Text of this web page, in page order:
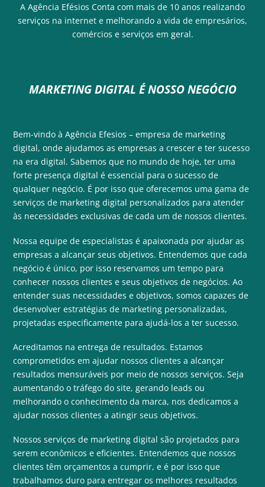
A Agência Efésios Conta com mais de 10 anos realizando
serviços na internet e melhorando a vida de empresários,
comércios e serviços em geral.
MARKETING DIGITAL É NOSSO NEGÓCIO
Bem-vindo à Agência Efesios – empresa de marketing
digital, onde ajudamos as empresas a crescer e ter sucesso
na era digital. Sabemos que no mundo de hoje, ter uma
forte presença digital é essencial para o sucesso de
qualquer negócio. É por isso que oferecemos uma gama de
serviços de marketing digital personalizados para atender
às necessidades exclusivas de cada um de nossos clientes.
Nossa equipe de especialistas é apaixonada por ajudar as
empresas a alcançar seus objetivos. Entendemos que cada
negócio é único, por isso reservamos um tempo para
conhecer nossos clientes e seus objetivos de negócios. Ao
entender suas necessidades e objetivos, somos capazes de
desenvolver estratégias de marketing personalizadas,
projetadas especificamente para ajudá-los a ter sucesso.
Acreditamos na entrega de resultados. Estamos
comprometidos em ajudar nossos clientes a alcançar
resultados mensuráveis ​​por meio de nossos serviços. Seja
aumentando o tráfego do site, gerando leads ou
melhorando o conhecimento da marca, nos dedicamos a
ajudar nossos clientes a atingir seus objetivos.
Nossos serviços de marketing digital são projetados para
serem econômicos e eficientes. Entendemos que nossos
clientes têm orçamentos a cumprir, e é por isso que
trabalhamos duro para entregar os melhores resultados